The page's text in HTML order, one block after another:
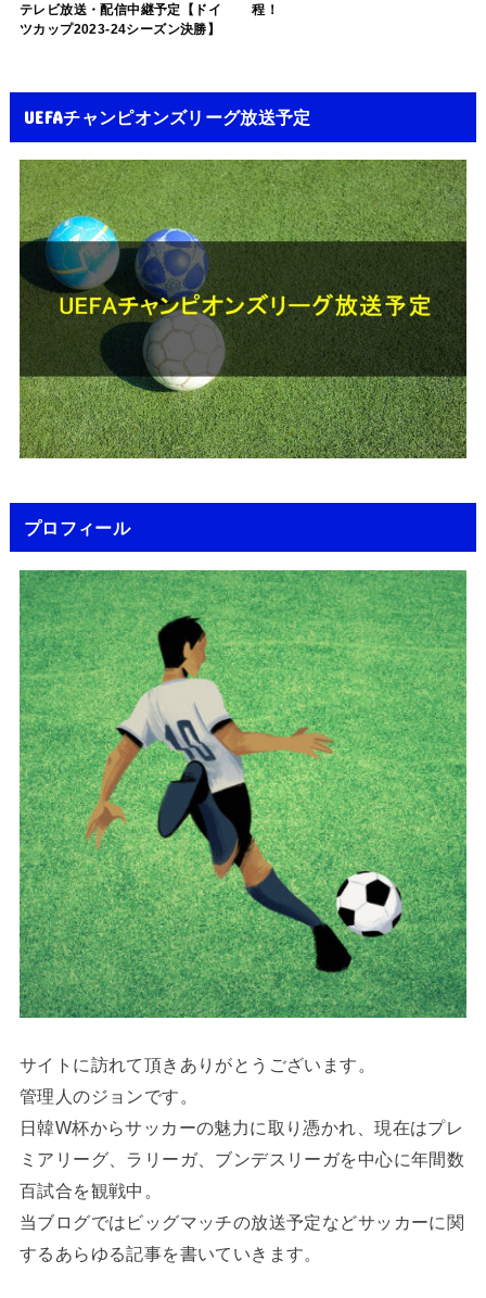
テレビ放送・配信中継予定【ドイ
ツカップ2023-24シーズン決勝】
程！
UEFAチャンピオンズリーグ放送予定
プロフィール
サイトに訪れて頂きありがとうございます。
管理人のジョンです。
日韓W杯からサッカーの魅力に取り憑かれ、現在はプレ
ミアリーグ、ラリーガ、ブンデスリーガを中心に年間数
百試合を観戦中。
当ブログではビッグマッチの放送予定などサッカーに関
するあらゆる記事を書いていきます。